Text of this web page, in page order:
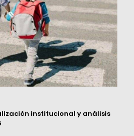
institucional y análisis